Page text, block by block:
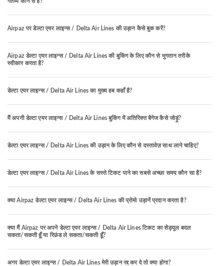
Airpaz पर डेल्टा एयर लाइन्स / Delta Air Lines की उड़ान कैसे बुक करें?
Airpaz डेल्टा एयर लाइन्स / Delta Air Lines की बुकिंग के लिए कौन से भुगतान तरीके
स्वीकार करता है?
डेल्टा एयर लाइन्स / Delta Air Lines का मुख्य हब कहाँ है?
मैं अपनी डेल्टा एयर लाइन्स / Delta Air Lines बुकिंग में अतिरिक्त बैगेज कैसे जोड़ूं?
डेल्टा एयर लाइन्स / Delta Air Lines की उड़ान के लिए कौन से दस्तावेज़ साथ लाने चाहिए?
डेल्टा एयर लाइन्स / Delta Air Lines के सस्ते टिकट पाने का सबसे अच्छा समय कौन सा है?
क्या Airpaz डेल्टा एयर लाइन्स / Delta Air Lines की प्रोमो उड़ानें प्रदान करता है?
क्या मैं Airpaz पर अपने डेल्टा एयर लाइन्स / Delta Air Lines टिकट का शेड्यूल बदल
सकता/सकती हूँ या रिफ़ंड ले सकता/सकती हूँ?
अगर डेल्टा एयर लाइन्स / Delta Air Lines मेरी उड़ान रद्द कर दे तो क्या होगा?